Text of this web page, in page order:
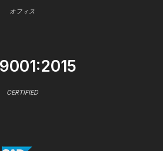
オフィス
CERTIFIED